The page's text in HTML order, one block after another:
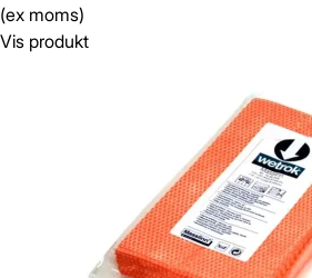
(ex moms)
Vis produkt